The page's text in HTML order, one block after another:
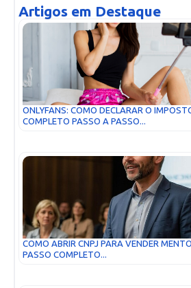
Artigos em Destaque
ONLYFANS: COMO DECLARAR O
COMPLETO PASSO A PASSO...
COMO ABRIR CNPJ PARA VENDER
PASSO COMPLETO...